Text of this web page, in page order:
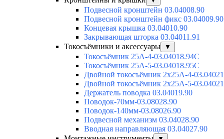
Подвесной кронштейн 03.04008.90
Подвесной кронштейн фикс 03.04009.90
Концевая крышка 03.04010.90
Закрывающая шторка 03.04011.91
Токосъёмники и аксессуары
▼
Токосъёмник 25А-4-03.04018.94C
Токосъёмник 25А-5-03.04018.95C
Двойной токосъёмник 2х25А-4-
Двойной токосъёмник 2х25А-5-
Держатель поводка 03.04019.90
Поводок-70мм-03.08028.90
Поводок-140мм-03.08026.90
Подвесной механизм 03.04028.90
Вводная направляющая 03.04027.90